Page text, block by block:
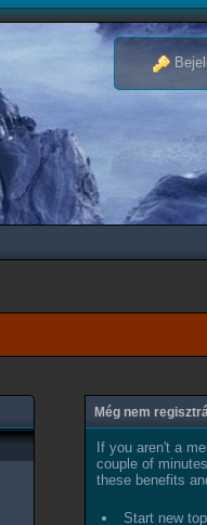
Még nem
If you aren't a
couple of
these benefits
Start new